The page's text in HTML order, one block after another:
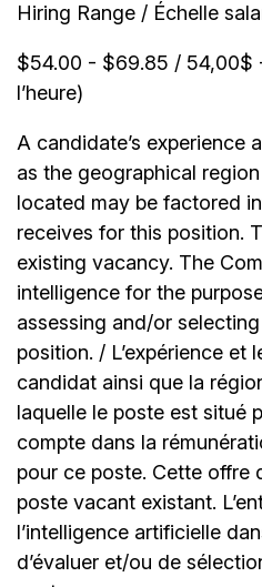
Hiring Range / Échelle
$54.00 - $69.85 / 54,00$
l’heure)
A candidate’s experience
as the geographical
located may be factored
receives for this position.
existing vacancy. The
intelligence for the
assessing and/or
position. / L’expérience et
candidat ainsi que la
laquelle le poste est situé
compte dans la
pour ce poste. Cette offre
poste vacant existant.
l’intelligence artificielle
d’évaluer et/ou de